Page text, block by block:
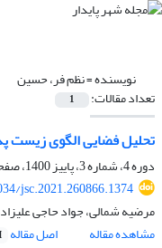
نویسنده =نظم فر، حسین
تعداد مقالات: 1
تحلیل فضایی الگوی زیست
دوره 4، شماره 3، پاییز 1400، صفحه
jsc.2021.260866.1374
مرضیه شمالی، جواد حاجی
مشاهده مقاله
اصل مقاله